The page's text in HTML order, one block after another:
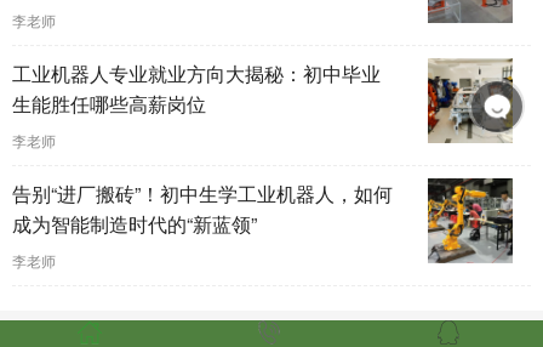
李老师
工业机器人专业就业方向大揭秘：初中毕业
生能胜任哪些高薪岗位
李老师
告别“进厂搬砖”！初中生学工业机器人，如何
成为智能制造时代的“新蓝领”
李老师